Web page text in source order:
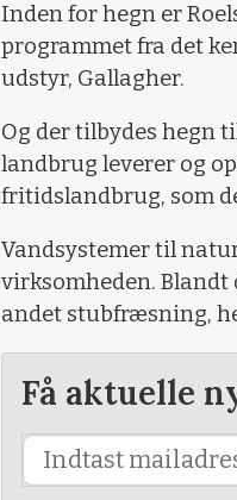
Inden for hegn er
programmet fra det
udstyr, Gallagher.
Og der tilbydes hegn
landbrug leverer og
fritidslandbrug, som
Vandsystemer til
virksomheden.
andet stubfræsning,
Få aktuelle